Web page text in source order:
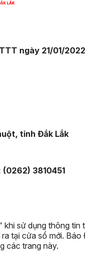
ngày 21/01/2022
tỉnh Đắk Lắk
3810451
sử dụng thông tin
tại cửa sổ mới. Báo
các trang này.